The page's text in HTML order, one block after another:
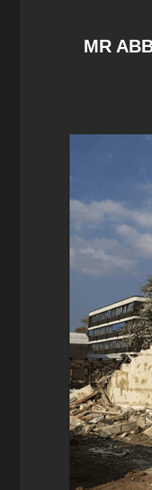
MR